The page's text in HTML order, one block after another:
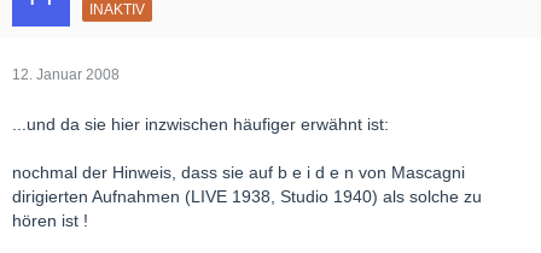
INAKTIV
12. Januar 2008
...und da sie hier inzwischen häufiger erwähnt ist:
nochmal der Hinweis, dass sie auf b e i d e n von Mascagni
dirigierten Aufnahmen (LIVE 1938, Studio 1940) als solche zu
hören ist !